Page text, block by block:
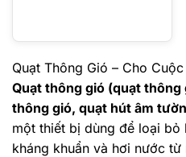
Quạt Thông Gió – Cho
Quạt thông gió (quạt
thông gió, quạt hút âm
một thiết bị dùng để loại bỏ
kháng khuẩn và hơi nước từ